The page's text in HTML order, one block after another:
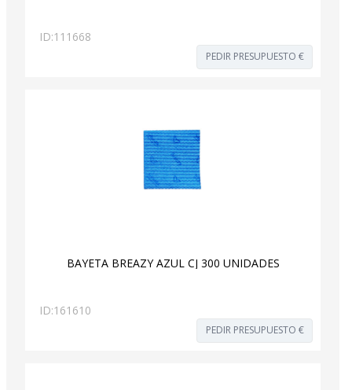
ID:111668
PEDIR PRESUPUESTO €
BAYETA BREAZY AZUL CJ 300 UNIDADES
ID:161610
PEDIR PRESUPUESTO €